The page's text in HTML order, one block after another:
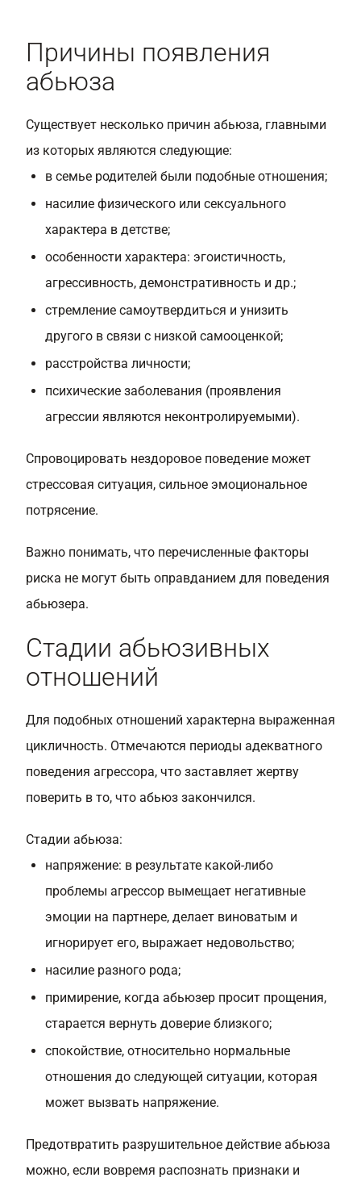
Причины появления
абьюза
Существует несколько причин абьюза, главными
из которых являются следующие:
в семье родителей были подобные отношения;
насилие физического или сексуального
характера в детстве;
особенности характера: эгоистичность,
агрессивность, демонстративность и др.;
стремление самоутвердиться и унизить
другого в связи с низкой самооценкой;
расстройства личности;
психические заболевания (проявления
агрессии являются неконтролируемыми).
Спровоцировать нездоровое поведение может
стрессовая ситуация, сильное эмоциональное
потрясение.
Важно понимать, что перечисленные факторы
риска не могут быть оправданием для поведения
абьюзера.
Стадии абьюзивных
отношений
Для подобных отношений характерна выраженная
цикличность. Отмечаются периоды адекватного
поведения агрессора, что заставляет жертву
поверить в то, что абьюз закончился.
Стадии абьюза:
напряжение: в результате какой-либо
проблемы агрессор вымещает негативные
эмоции на партнере, делает виноватым и
игнорирует его, выражает недовольство;
насилие разного рода;
примирение, когда абьюзер просит прощения,
старается вернуть доверие близкого;
спокойствие, относительно нормальные
отношения до следующей ситуации, которая
может вызвать напряжение.
Предотвратить разрушительное действие абьюза
можно, если вовремя распознать признаки и